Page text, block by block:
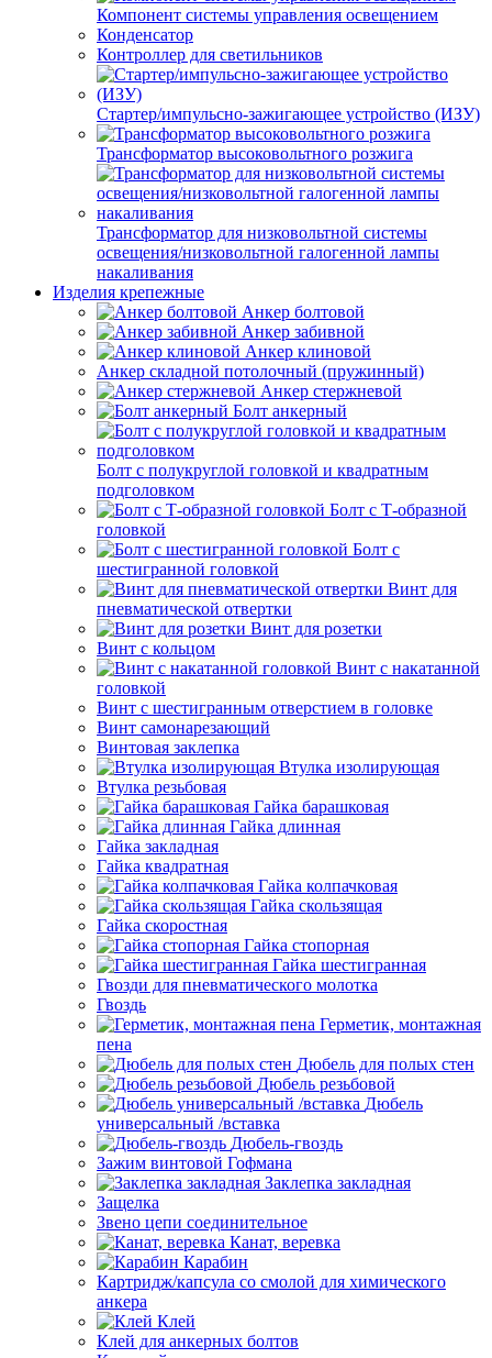
Компонент системы управления освещением
Конденсатор
Контроллер для светильников
Стартер/импульсно-зажигающее устройство (ИЗУ)
Трансформатор высоковольтного розжига
Трансформатор для низковольтной системы
освещения/низковольтной галогенной лампы
накаливания
Изделия крепежные
Анкер болтовой
Анкер забивной
Анкер клиновой
Анкер складной потолочный (пружинный)
Анкер стержневой
Болт анкерный
Болт с полукруглой головкой и квадратным
подголовком
Болт с Т-образной
головкой
Болт с
шестигранной головкой
Винт для
пневматической отвертки
Винт для розетки
Винт с кольцом
Винт с накатанной
головкой
Винт с шестигранным отверстием в головке
Винт самонарезающий
Винтовая заклепка
Втулка изолирующая
Втулка резьбовая
Гайка барашковая
Гайка длинная
Гайка закладная
Гайка квадратная
Гайка колпачковая
Гайка скользящая
Гайка скоростная
Гайка стопорная
Гайка шестигранная
Гвозди для пневматического молотка
Гвоздь
Герметик, монтажная
пена
Дюбель для полых стен
Дюбель резьбовой
Дюбель
универсальный /вставка
Дюбель-гвоздь
Зажим винтовой Гофмана
Заклепка закладная
Защелка
Звено цепи соединительное
Канат, веревка
Карабин
Картридж/капсула со смолой для химического
анкера
Клей
Клей для анкерных болтов